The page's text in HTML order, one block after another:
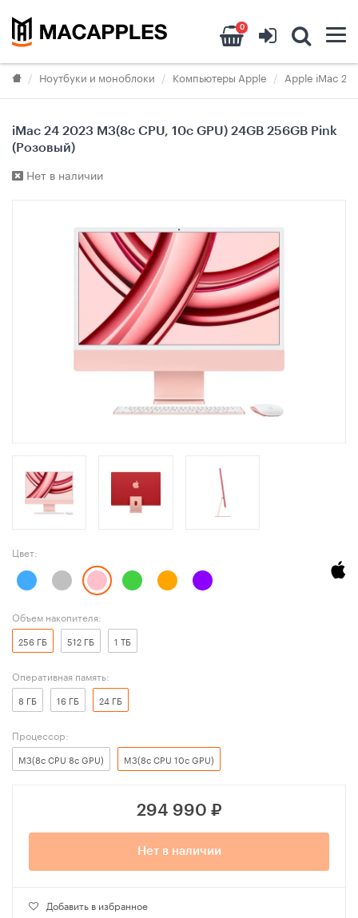
0
Ноутбуки и моноблоки Компьютеры Apple Apple iMac
iMac 24 2023 M3(8c CPU, 10c GPU) 24GB 256GB Pink
(Розовый)
Нет в наличии
Цвет:
Объем накопителя:
256 ГБ 512 ГБ 1 ТБ
Оперативная память:
8 ГБ 16 ГБ 24 ГБ
Процессор:
M3(8c CPU 8c GPU) M3(8c CPU 10c GPU)
294 990 ₽
Нет в наличии
Добавить в избранное